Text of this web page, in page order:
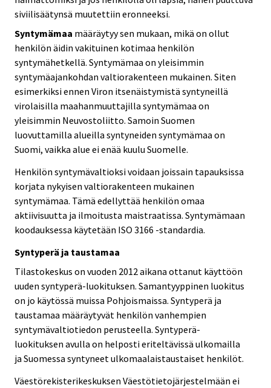
siviilisäätynsä muutettiin eronneeksi.
Syntymämaa määräytyy sen mukaan, mikä on ollut
henkilön äidin vakituinen kotimaa henkilön
syntymähetkellä. Syntymämaa on yleisimmin
syntymäajankohdan valtiorakenteen mukainen. Siten
esimerkiksi ennen Viron itsenäistymistä syntyneillä
virolaisilla maahanmuuttajilla syntymämaa on
yleisimmin Neuvostoliitto. Samoin Suomen
luovuttamilla alueilla syntyneiden syntymämaa on
Suomi, vaikka alue ei enää kuulu Suomelle.
Henkilön syntymävaltioksi voidaan joissain tapauksissa
korjata nykyisen valtiorakenteen mukainen
syntymämaa. Tämä edellyttää henkilön omaa
aktiivisuutta ja ilmoitusta maistraatissa. Syntymämaan
koodauksessa käytetään ISO 3166 -standardia.
Syntyperä ja taustamaa
Tilastokeskus on vuoden 2012 aikana ottanut käyttöön
uuden syntyperä-luokituksen. Samantyyppinen luokitus
on jo käytössä muissa Pohjoismaissa. Syntyperä ja
taustamaa määräytyvät henkilön vanhempien
syntymävaltiotiedon perusteella. Syntyperä-
luokituksen avulla on helposti eriteltävissä ulkomailla
ja Suomessa syntyneet ulkomaalaistaustaiset henkilöt.
Väestörekisterikeskuksen Väestötietojärjestelmään ei